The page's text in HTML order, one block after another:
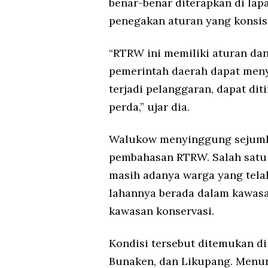
benar-benar diterapkan di
penegakan aturan yang
“RTRW ini memiliki aturan
pemerintah daerah dapat
terjadi pelanggaran, dapat
perda,” ujar dia.
Walukow menyinggung
pembahasan RTRW. Salah
masih adanya warga yang
lahannya berada dalam
kawasan konservasi.
Kondisi tersebut ditemukan
Bunaken, dan Likupang.